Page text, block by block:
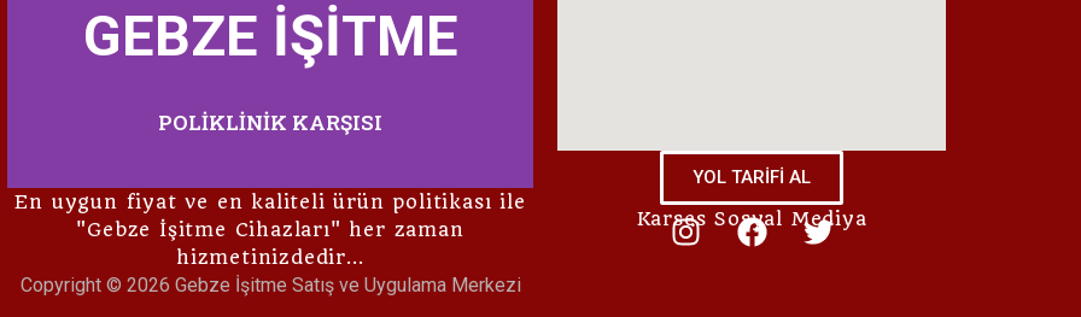
GEBZE İŞİTME
POLİKLİNİK KARŞISI
En uygun fiyat ve en kaliteli ürün politikası ile
"Gebze İşitme Cihazları" her zaman
hizmetinizdedir…
Copyright © 2026 Gebze İşitme Satış ve Uygulama Merkezi
YOL TARİFİ AL
Karses Sosyal Mediya